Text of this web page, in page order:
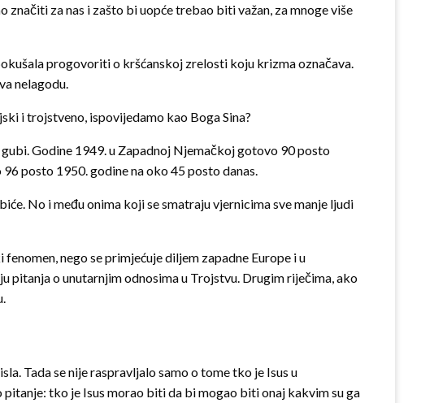
značiti za nas i zašto bi uopće trebao biti važan, za mnoge više
progovoriti o kršćanskoj zrelosti koju krizma označava.
nelagodu.
i trojstveno, ispovijedamo kao Boga Sina?
Godine 1949. u Zapadnoj Njemačkoj gotovo 90 posto
posto 1950. godine na oko 45 posto danas.
No i među onima koji se smatraju vjernicima sve manje ljudi
nego se primjećuje diljem zapadne Europe i u
pitanja o unutarnjim odnosima u Trojstvu. Drugim riječima, ako
Tada se nije raspravljalo samo o tome tko je Isus u
tko je Isus morao biti da bi mogao biti onaj kakvim su ga